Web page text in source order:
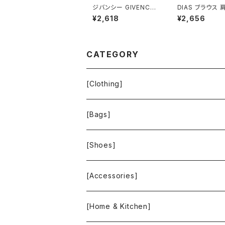
ジバンシー GIVENCH
Y BOUTIQUES パンツ
エクセーヌ 裏地 サイド
¥2,618
DIAS ブラウス
長袖 袖フリル 金
東京ブラウス ア
¥2,656
CATEGORY
[Clothing]
Krochet Kids International
[Bags]
BAGGU
FOOD TEXTILE
INCASE
[Shoes]
TOMS
[Accessories]
ALEX AND ANI
[Home & Kitchen]